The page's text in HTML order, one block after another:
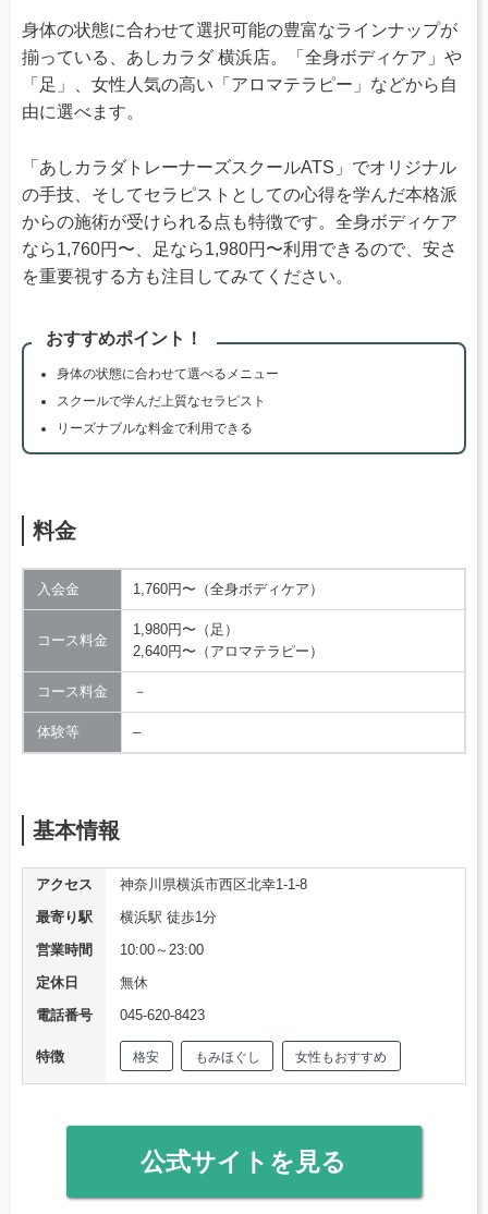
身体の状態に合わせて選択可能の豊富なラインナップが
揃っている、あしカラダ 横浜店。「全身ボディケア」や
「足」、女性人気の高い「アロマテラピー」などから自
由に選べます。
「あしカラダトレーナーズスクールATS」でオリジナル
の手技、そしてセラピストとしての心得を学んだ本格派
からの施術が受けられる点も特徴です。全身ボディケア
なら1,760円〜、足なら1,980円〜利用できるので、安さ
を重要視する方も注目してみてください。
おすすめポイント！
身体の状態に合わせて選べるメニュー
スクールで学んだ上質なセラピスト
リーズナブルな料金で利用できる
料金
入会金 1,760円〜（全身ボディケア）
コース料金
1,980円〜（足）
2,640円〜（アロマテラピー）
コース料金 －
体験等 –
基本情報
アクセス
神奈川県横浜市西区北幸1-1-8
最寄り駅
横浜駅 徒歩1分
営業時間
10:00～23:00
定休日
無休
電話番号
045-620-8423
特徴 格安 もみほぐし 女性もおすすめ
公式サイトを見る